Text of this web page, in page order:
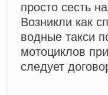
просто сесть
Возникли как
водные такси
мотоциклов
следует